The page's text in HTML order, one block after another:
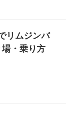
リムジンバ
・乗り方